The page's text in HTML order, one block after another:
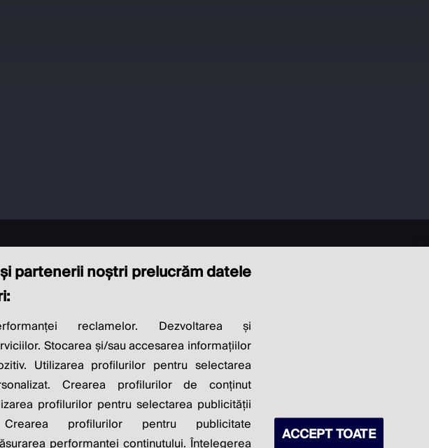
OF
ITS PROFITS.
partenerii noștri prelucrăm datele
reclamelor. Dezvoltarea și
Stocarea și/sau accesarea informațiilor
Utilizarea profilurilor pentru selectarea
Crearea profilurilor de conținut
profilurilor pentru selectarea publicității
Crearea profilurilor pentru publicitate
performanței conținutului. Înțelegerea
ACCEPT TOATE